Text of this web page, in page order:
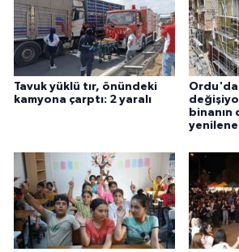
Tavuk yüklü tır, önündeki
kamyona çarptı: 2 yaralı
Ordu'da
binanın